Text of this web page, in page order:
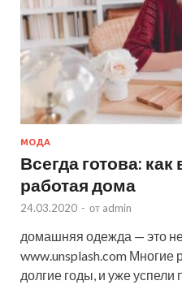
МОДА
Всегда готова:
работая дома
24.03.2020 - от admin
домашняя одежда — это
www.unsplash.com Многие
долгие годы, и уже успели